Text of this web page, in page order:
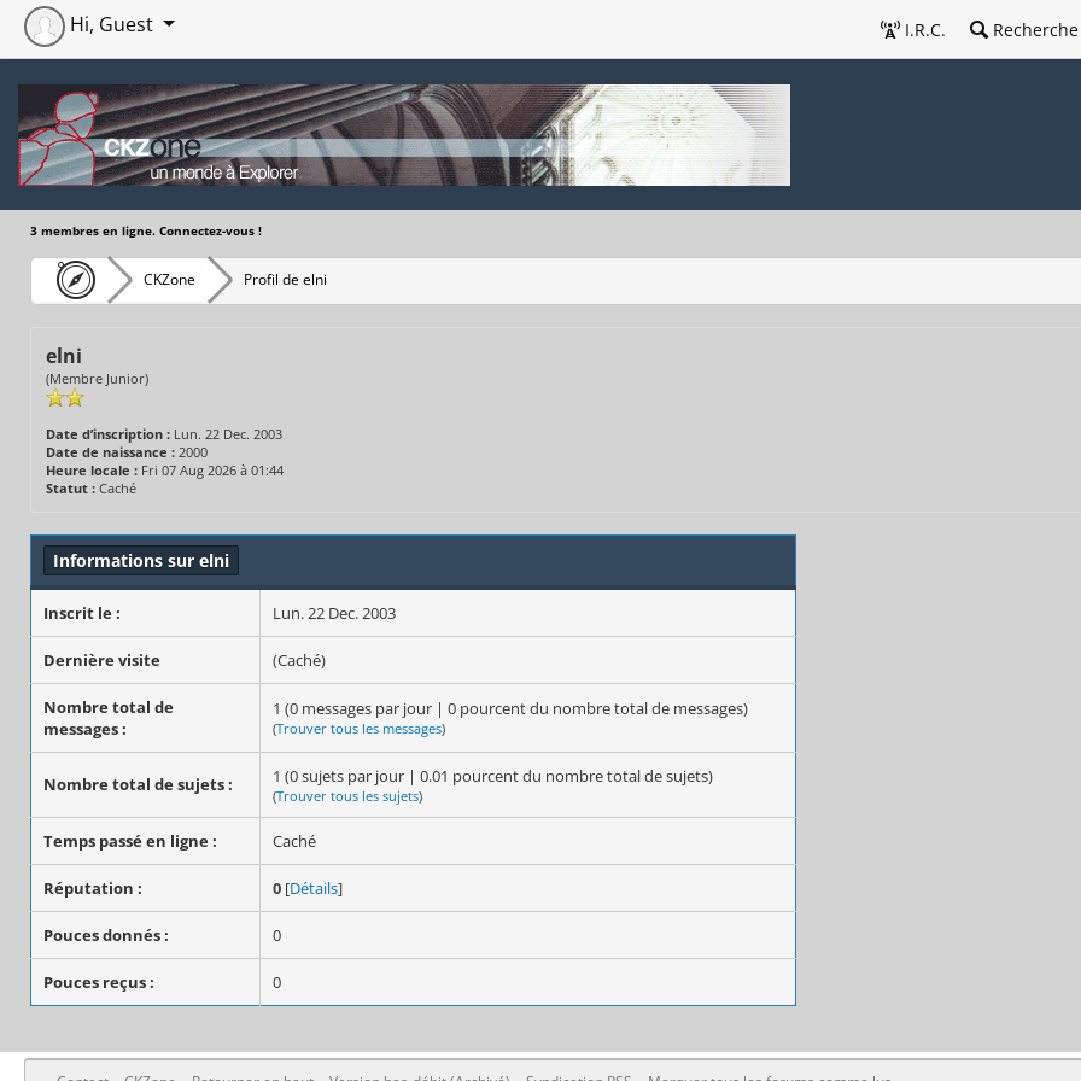
I.R.C. Recherche
Hi, Guest
3 membres en ligne. Connectez-vous !
CKZone Profil de elni
elni
(Membre Junior)
Date d’inscription : Lun. 22 Dec. 2003
Date de naissance : 2000
Heure locale : Fri 07 Aug 2026 à 01:44
Statut : Caché
Informations sur elni
Inscrit le : Lun. 22 Dec. 2003
Dernière visite (Caché)
Nombre total de
messages :
1 (0 messages par jour | 0 pourcent du nombre total de messages)
(Trouver tous les messages)
Nombre total de sujets : 1 (0 sujets par jour | 0.01 pourcent du nombre total de sujets)
(Trouver tous les sujets)
Temps passé en ligne : Caché
Réputation : 0 [Détails]
Pouces donnés : 0
Pouces reçus : 0